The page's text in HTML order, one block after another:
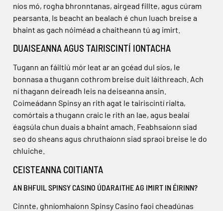
níos mó, rogha bhronntanas, airgead fillte, agus cúram
pearsanta. Is beacht an bealach é chun luach breise a
bhaint as gach nóiméad a chaitheann tú ag imirt.
DUAISEANNA AGUS TAIRISCINTÍ IONTACHA
Tugann an fáiltiú mór leat ar an gcéad dul síos, le
bonnasa a thugann cothrom breise duit láithreach. Ach
ní thagann deireadh leis na deiseanna ansin.
Coimeádann Spinsy an rith agat le tairiscintí rialta,
comórtais a thugann craic le rith an lae, agus bealaí
éagsúla chun duais a bhaint amach. Feabhsaíonn siad
seo do sheans agus chruthaíonn siad spraoi breise le do
chluiche.
CEISTEANNA COITIANTA
AN BHFUIL SPINSY CASINO ÚDARAITHE AG IMIRT IN ÉIRINN?
Cinnte, ghníomhaíonn Spinsy Casino faoi cheadúnas